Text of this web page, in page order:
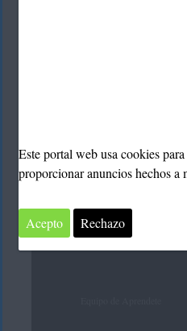
Escoger el
hosting en
Este portal web usa cookies
proporcionar anuncios hechos a
Acepto Rechazo